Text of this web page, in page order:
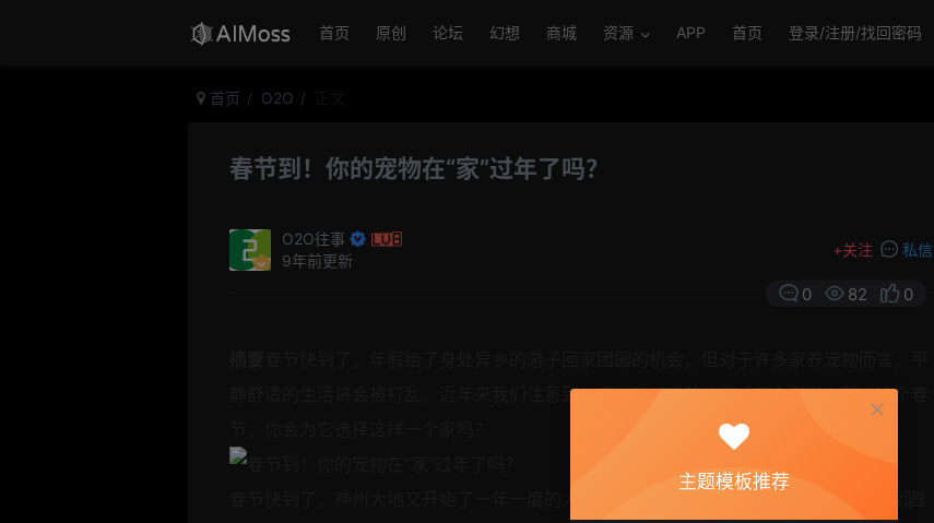
首页 原创 论坛 幻想 商城 资源 APP 首页 登录/注册/找回密码
首页 O2O
春节到！你的宠物在“家”过年了吗？
O2O往事
9年前更新
+关注 私信
0 82 0
静舒适的生活将会被打乱。近年来我们注意到，宠物家庭寄养的模式正在渐渐兴起，这个春
主题模板推荐